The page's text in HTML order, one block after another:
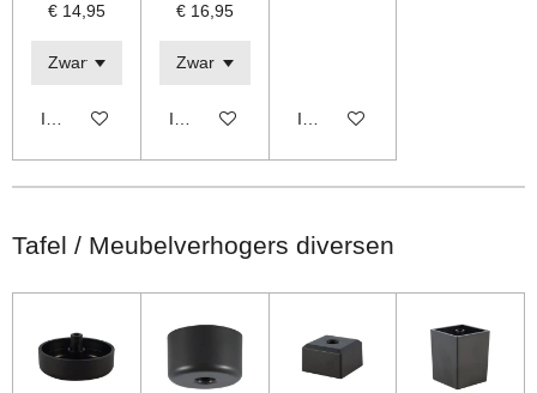
€ 14,95
In winkelwagen
€ 16,95
In winkelwagen In winkelwagen
Tafel / Meubelverhogers diversen